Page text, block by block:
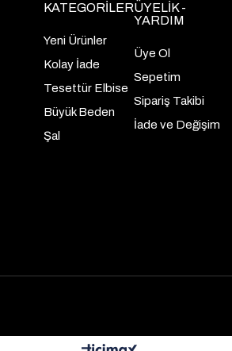
KATEGORİLER
Yeni Ürünler
Kolay İade
Tesettür Elbise
Büyük Beden
Şal
ÜYELİK -
YARDIM
Üye Ol
Sepetim
Sipariş Takibi
İade ve Değişim